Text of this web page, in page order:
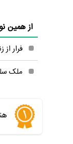
از همین
فرار
ملک